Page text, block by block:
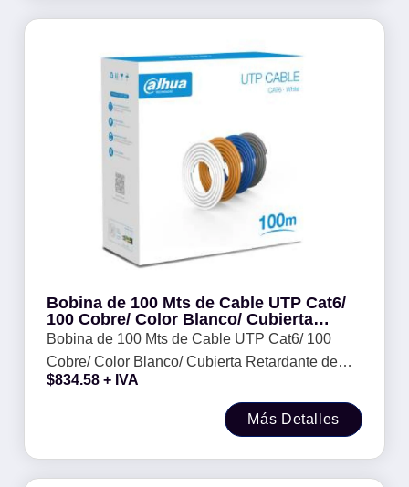
Bobina de 100 Mts de Cable UTP Cat6/
100 Cobre/ Color Blanco/ Cubierta
Retardante de Flama con Certificación
CE CPR Eca/ Ideal para Video y Redes
NB -
Bobina de 100 Mts de Cable UTP Cat6/ 100
Cobre/ Color Blanco/ Cubierta Retardante de
Flama con Certificación CE CPR Eca/ Ideal para
$834.58 + IVA
Más Detalles